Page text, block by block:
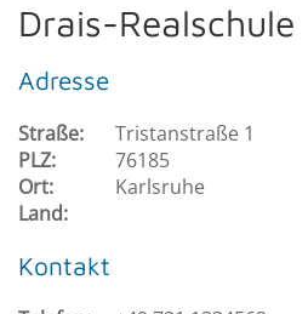
Drais-Realschule
Adresse
Straße:
Tristanstraße 1
PLZ:
76185
Ort:
Karlsruhe
Land:
Kontakt